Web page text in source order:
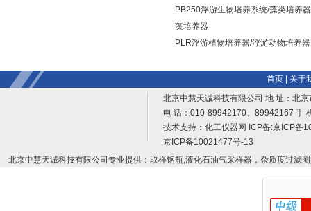
PB250浮游生物培养系统/藻类培养
藻培养器
PLR浮游植物培养器/浮游动物培养器
首页|
关于
北京中慧天诚科技有限公司 地 址：北
电 话：010-89942170、89942167 手
技术支持： 化工仪器网 ICP备:京ICP备
京ICP备10021477号-13
北京中慧天诚科技有限公司专业提供：取样钢瓶,液化石油气采样器，杂质度过滤